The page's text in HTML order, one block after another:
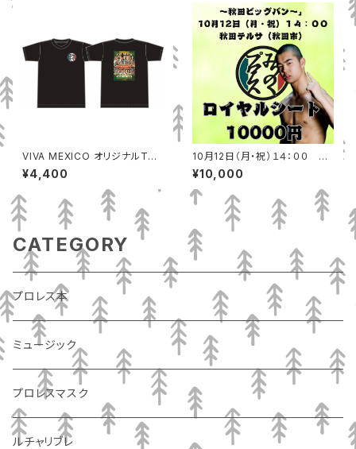
VIVA MEXICO オリジナルTシ
ャツ
¥4,400
10月12日（月・祝）１４：００ 秋
田テルサ（秋田市）ロイヤルシー
ト
¥10,000
CATEGORY
プロレス本
ミュージック
プロレスマスク
ルチャリブレ